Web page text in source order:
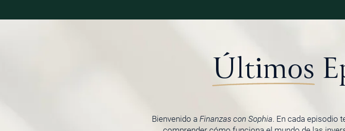
Últimos
Bienvenido a Finanzas con Sophia. En cada episodio